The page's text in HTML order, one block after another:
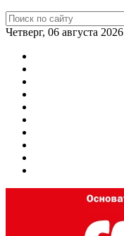
Четверг, 06 августа 2026